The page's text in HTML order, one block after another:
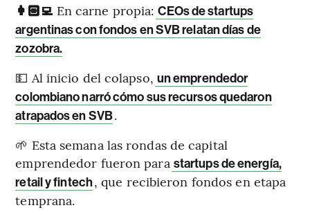
👩🏻‍💻 En carne propia: CEOs de startups
argentinas con fondos en SVB relatan días de
zozobra.
💵 Al inicio del colapso, un emprendedor
colombiano narró cómo sus recursos quedaron
atrapados en SVB.
🌱 Esta semana las rondas de capital
emprendedor fueron para startups de energía,
retail y fintech, que recibieron fondos en etapa
temprana.